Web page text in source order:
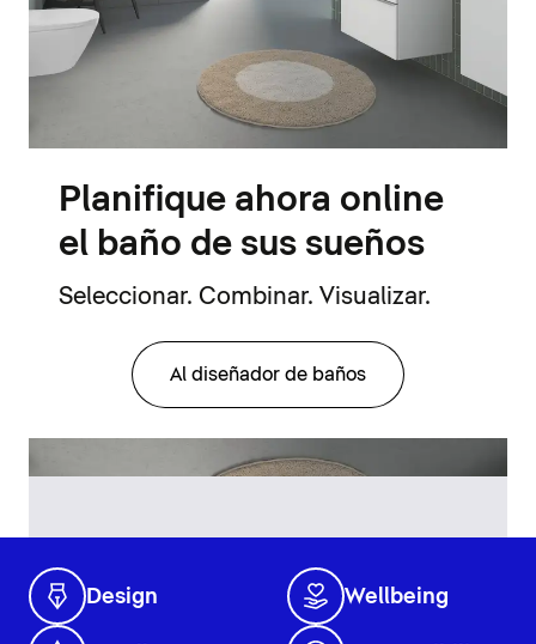
Planifique ahora online
el baño de sus sueños
Seleccionar. Combinar. Visualizar.
Al diseñador de baños
Design Wellbeing